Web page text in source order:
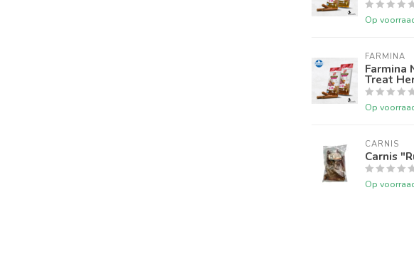
Op
FARMINA
Farmina
Treat
Op
CARNIS
Carnis
Op